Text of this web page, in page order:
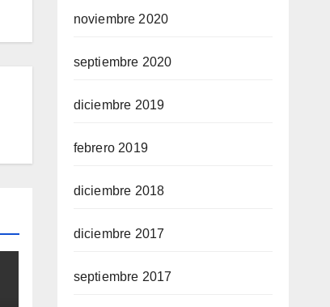
noviembre 2020
septiembre 2020
diciembre 2019
febrero 2019
diciembre 2018
diciembre 2017
septiembre 2017